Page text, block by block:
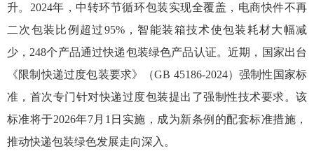
升。 2024年，中转环节循环包装实现全覆盖，电商快件不再
二次包装比例超过95%，智能装箱技术使包装耗材大幅减
少，248个产品通过快递包装绿色产品认证。近期，国家出台
《限制快递过度包装要求》（GB 45186-2024）强制性国家标
准，首次专门针对快递过度包装提出了强制性技术要求。该
标准将于2026年7月1日实施，成为新条例的配套标准措施，
推动快递包装绿色发展走向深入。